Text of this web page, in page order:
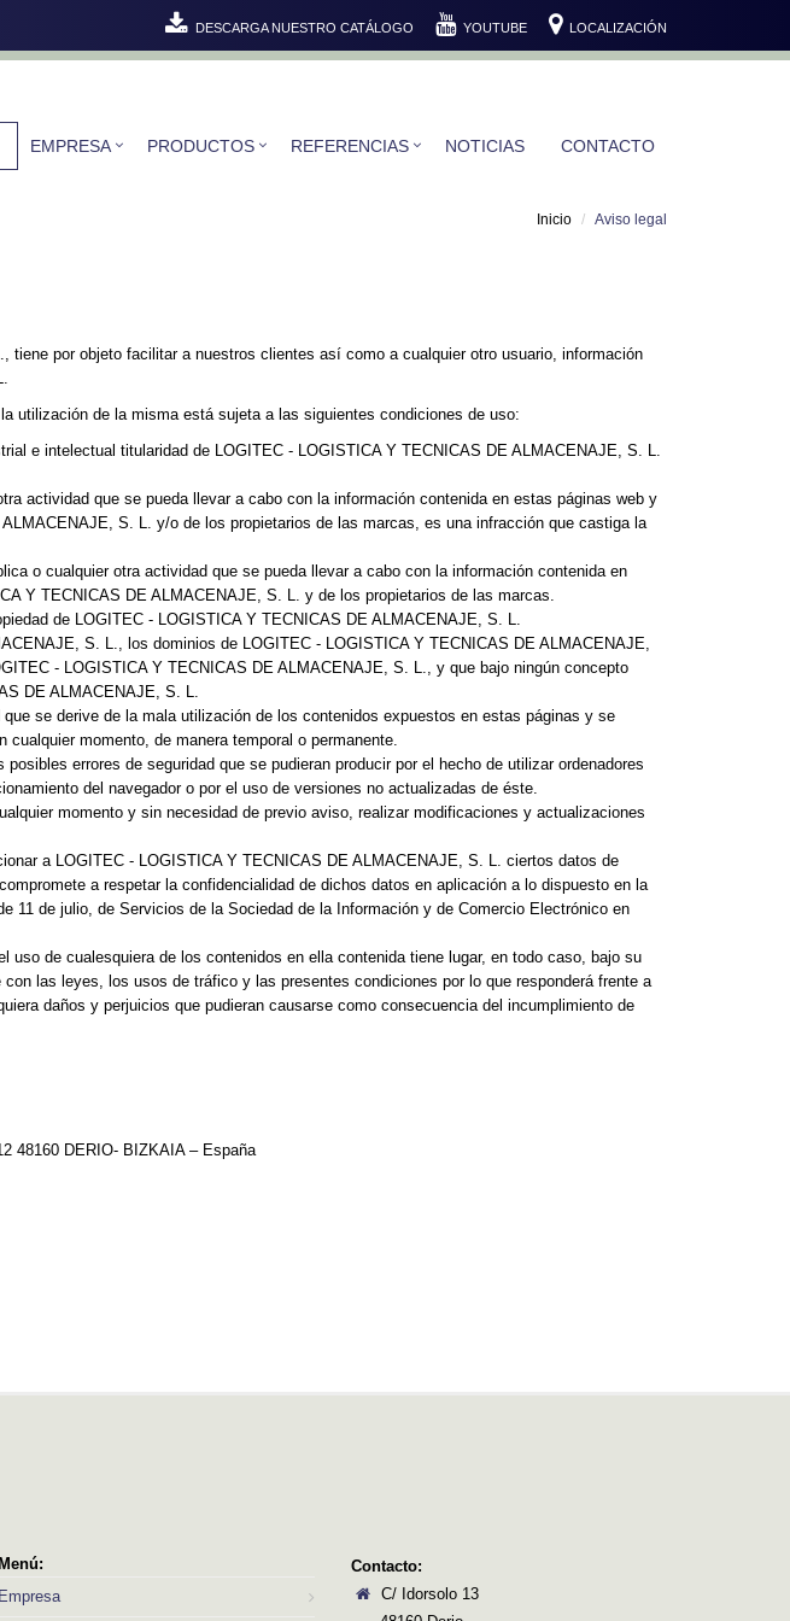
DESCARGA NUESTRO CATÁLOGO YOUTUBE LOCALIZACIÓN
EMPRESA PRODUCTOS REFERENCIAS NOTICIAS CONTACTO
Inicio Aviso legal
por objeto facilitar a nuestros clientes así como a cualquier otro usuario, información
utilización de la misma está sujeta a las siguientes condiciones de uso:
e intelectual titularidad de LOGITEC - LOGISTICA Y TECNICAS DE ALMACENAJE, S. L.
actividad que se pueda llevar a cabo con la información contenida en estas páginas web y
S. L. y/o de los propietarios de las marcas, es una infracción que castiga la
o cualquier otra actividad que se pueda llevar a cabo con la información contenida en
Y TECNICAS DE ALMACENAJE, S. L. y de los propietarios de las marcas.
de LOGITEC - LOGISTICA Y TECNICAS DE ALMACENAJE, S. L.
S. L., los dominios de LOGITEC - LOGISTICA Y TECNICAS DE ALMACENAJE,
- LOGISTICA Y TECNICAS DE ALMACENAJE, S. L., y que bajo ningún concepto
DE ALMACENAJE, S. L.
se derive de la mala utilización de los contenidos expuestos en estas páginas y se
momento, de manera temporal o permanente.
errores de seguridad que se pudieran producir por el hecho de utilizar ordenadores
del navegador o por el uso de versiones no actualizadas de éste.
momento y sin necesidad de previo aviso, realizar modificaciones y actualizaciones
a LOGITEC - LOGISTICA Y TECNICAS DE ALMACENAJE, S. L. ciertos datos de
a respetar la confidencialidad de dichos datos en aplicación a lo dispuesto en la
11 de julio, de Servicios de la Sociedad de la Información y de Comercio Electrónico en
de cualesquiera de los contenidos en ella contenida tiene lugar, en todo caso, bajo su
las leyes, los usos de tráfico y las presentes condiciones por lo que responderá frente a
daños y perjuicios que pudieran causarse como consecuencia del incumplimiento de
48160 DERIO- BIZKAIA – España
Menú:
Empresa
Contacto:
C/ Idorsolo 13